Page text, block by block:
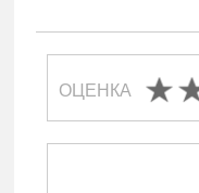
ОЦЕНКА